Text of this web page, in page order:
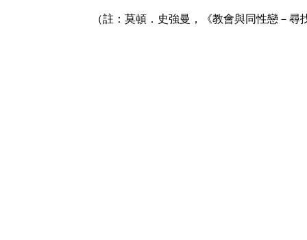
（註：莫頓．史強曼，《教會與同性戀－尋